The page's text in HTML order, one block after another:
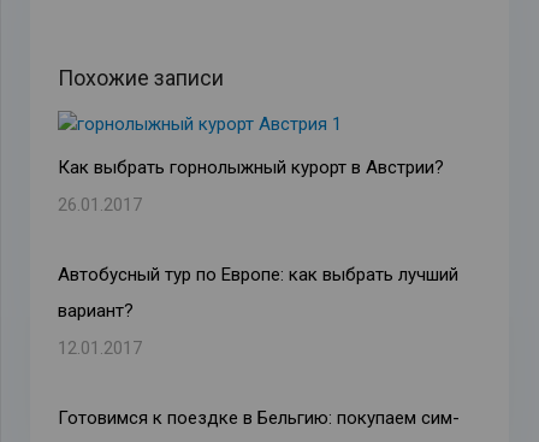
Похожие записи
Как выбрать горнолыжный курорт в Австрии?
26.01.2017
Автобусный тур по Европе: как выбрать лучший
вариант?
12.01.2017
Готовимся к поездке в Бельгию: покупаем сим-